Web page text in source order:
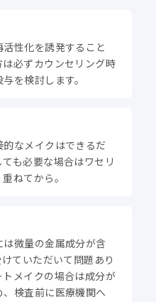
性化を誘発すること
必ずカウンセリング時
を検討します。
なメイクはできるだ
も必要な場合はワセリ
ねてから。
微量の金属成分が含
ていただいて問題あり
メイクの場合は成分が
検査前に医療機関へ